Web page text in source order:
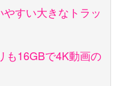
すい大きなトラッ
も16GBで4K動画の